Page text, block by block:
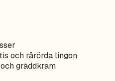
och rårörda lingon
gräddkräm